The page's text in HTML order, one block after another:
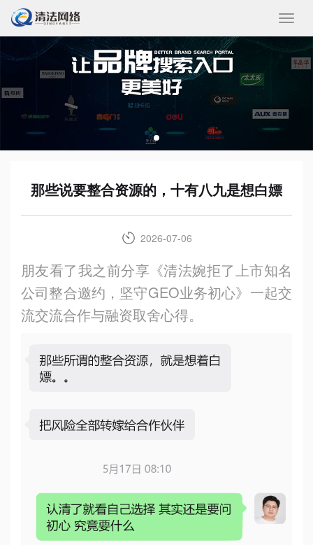
收
起/
展
开
那些说要整合资源的，十有八九是想白嫖
2026-07-06
朋友看了我之前分享《清法婉拒了上市知名
公司整合邀约，坚守GEO业务初心》一起交
流交流合作与融资取舍心得。